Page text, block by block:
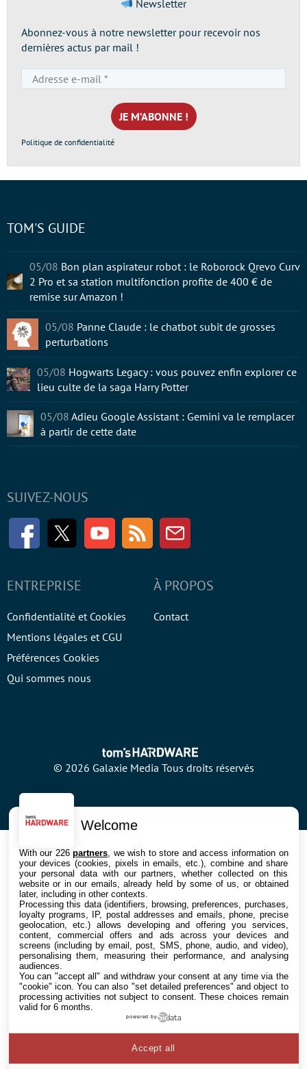
Newsletter
Abonnez-vous à notre newsletter pour recevoir nos
dernières actus par mail !
e-
mail
*
Politique de confidentialité
SUIVEZ-NOUS
FacebookTwitter Youtube RSS Newsletter
ENTREPRISE
Confidentialité et Cookies
Mentions légales et CGU
Préférences Cookies
Qui sommes nous
À PROPOS
Contact
© 2026 Galaxie Media Tous droits réservés
TOM'S GUIDE
05/08 Bon plan aspirateur robot : le Roborock Qrevo Curv
2 Pro et sa station multifonction profite de 400 € de
remise sur Amazon !
05/08 Panne Claude : le chatbot subit de grosses
perturbations
05/08 Hogwarts Legacy : vous pouvez enfin explorer ce
lieu culte de la saga Harry Potter
05/08 Adieu Google Assistant : Gemini va le remplacer
à partir de cette date
Welcome
With our 226partners , we wish to store and access information on
your devices (cookies, pixels in emails, etc.), combine and share
your personal data with our partners, whether collected on this
website or in our emails, already held by some of us, or obtained
later, including in other contexts.
Processing this data (identifiers, browsing, preferences, purchases,
loyalty programs, IP, postal addresses and emails, phone, precise
geolocation, etc.) allows developing and offering you services,
content, commercial offers and ads across your devices and
screens (including by email, post, SMS, phone, audio, and video),
personalising them, measuring their performance, and analysing
audiences.
You can "accept all" and withdraw your consent at any time via the
"cookie" icon. You can also "set detailed preferences" and object to
processing activities not subject to consent. These choices remain
valid for 6 months.
powered by
Accept all